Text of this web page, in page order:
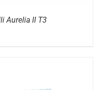
Aurelia II T3